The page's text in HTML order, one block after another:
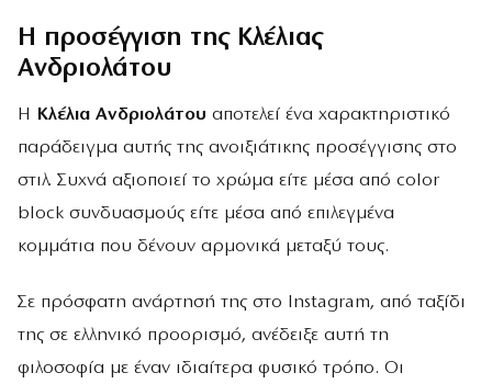
Η προσέγγιση της Κλέλιας
Ανδριολάτου
Η Κλέλια Ανδριολάτου αποτελεί ένα χαρακτηριστικό
παράδειγμα αυτής της ανοιξιάτικης προσέγγισης στο
στιλ. Συχνά αξιοποιεί το χρώμα είτε μέσα από color
block συνδυασμούς είτε μέσα από επιλεγμένα
κομμάτια που δένουν αρμονικά μεταξύ τους.
Σε πρόσφατη ανάρτησή της στο Instagram, από ταξίδι
της σε ελληνικό προορισμό, ανέδειξε αυτή τη
φιλοσοφία με έναν ιδιαίτερα φυσικό τρόπο. Οι